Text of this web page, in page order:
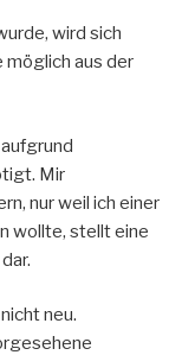
wird sich
möglich aus der
Mir
nur weil ich einer
wollte, stellt eine
neu.